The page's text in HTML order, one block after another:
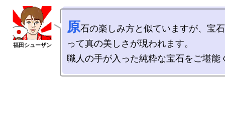
原石の楽しみ方と似ていますが、宝
って真の美しさが現われます。